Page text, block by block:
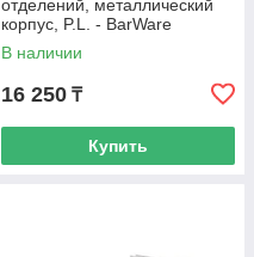
отделений, металлический
корпус, P.L. - BarWare
В наличии
16 250 ₸
Купить